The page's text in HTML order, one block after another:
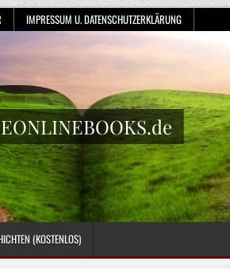
IMPRESSUM U. DATENSCHUTZERKLÄRUNG
(KOSTENLOS)